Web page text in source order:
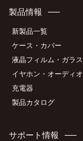
製品情報
新製品一覧
ケース・カバー
液晶フィルム・ガラス
イヤホン・オーディ
充電器
製品カタログ
サポート情報